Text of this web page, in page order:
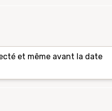
et même avant la date